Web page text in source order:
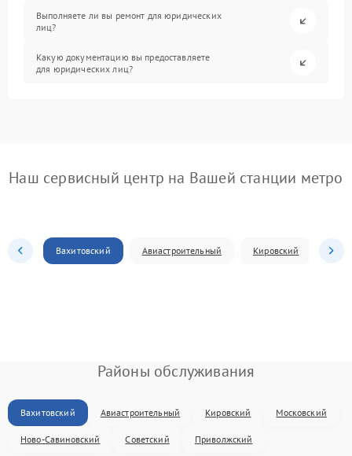
Выполняете ли вы ремонт для юридических
лиц?
Какую документацию вы предоставляете
для юридических лиц?
Наш сервисный центр на Вашей станции метро
Вахитовский Авиастроительный Кировский
Районы обслуживания
Вахитовский Авиастроительный Кировский Московский
Ново-Савиновский Советский Приволжский